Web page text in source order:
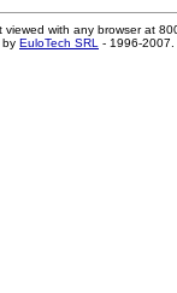
viewed with any browser at
by EuloTech SRL - 1996-